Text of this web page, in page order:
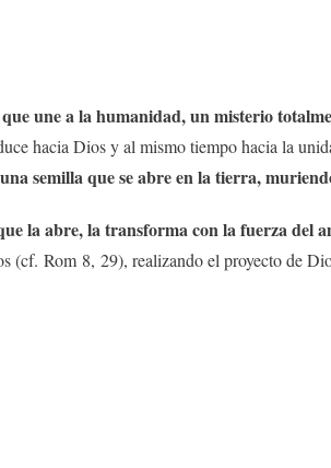
une a la humanidad, un misterio
hacia Dios y al mismo tiempo hacia la
semilla que se abre en la tierra,
la abre, la transforma con la fuerza del
(cf. Rom 8, 29), realizando el proyecto de